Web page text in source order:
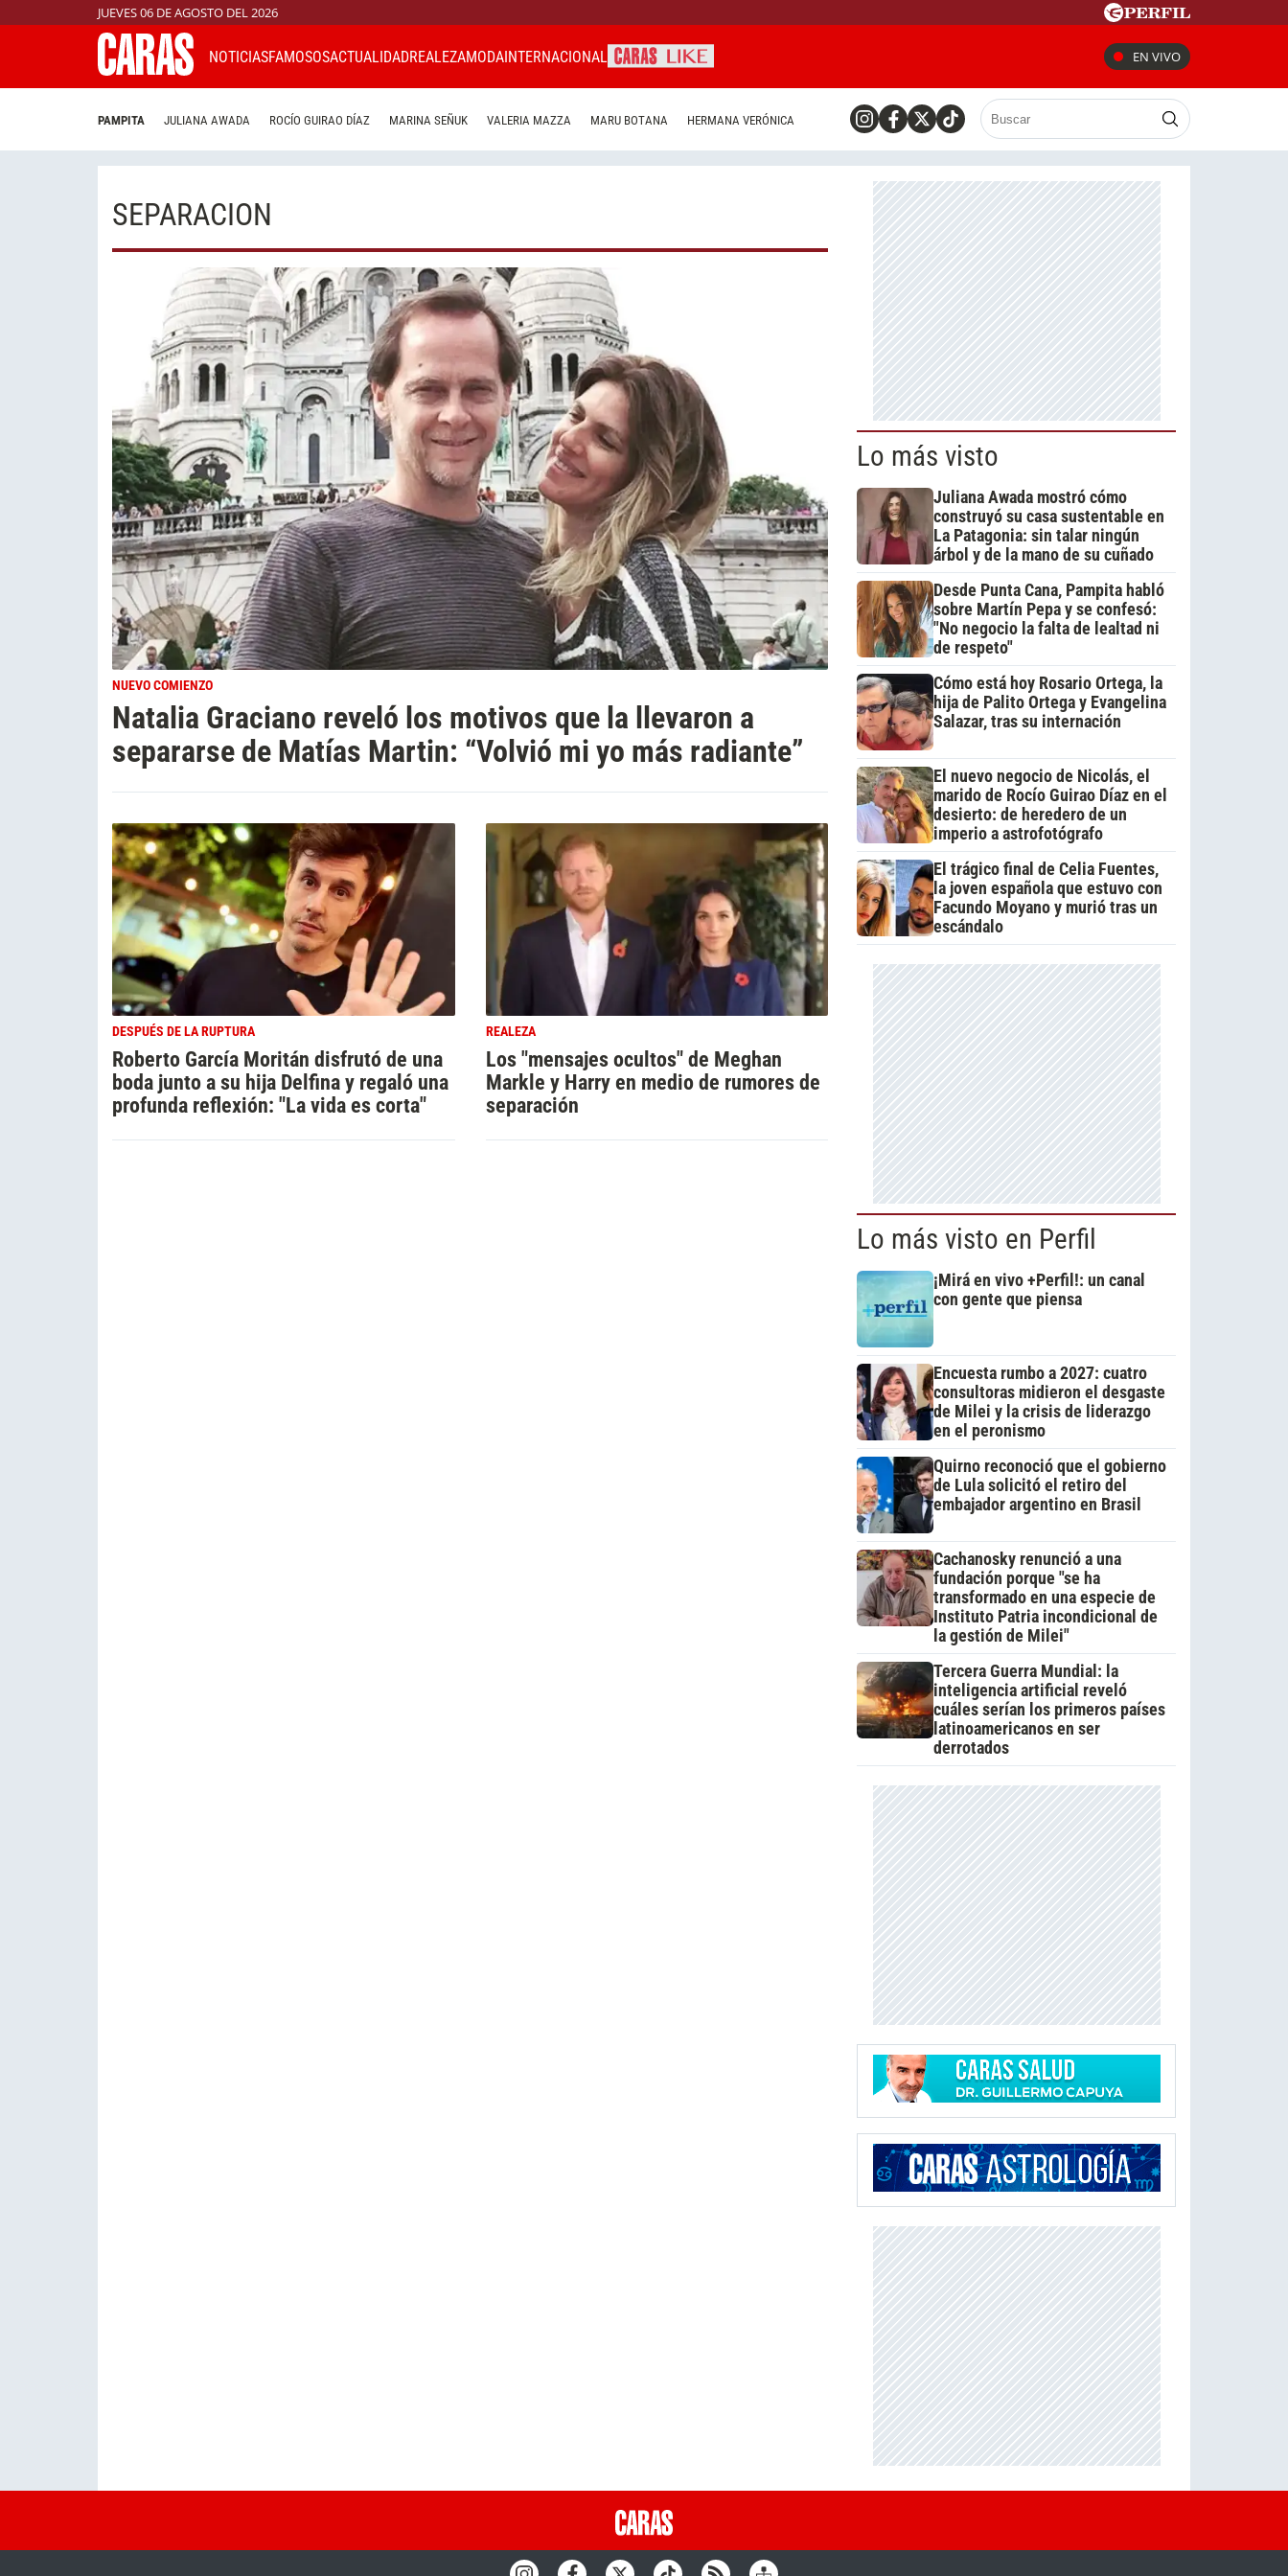
JUEVES 06 DE AGOSTO DEL 2026
NOTICIASFAMOSOSACTUALIDADREALEZAMODAINTERNACIONAL EN VIVO
PAMPITA JULIANA AWADA ROCÍO GUIRAO DÍAZ MARINA SEÑUK VALERIA MAZZA MARU BOTANA HERMANA VERÓNICA
SEPARACION
NUEVO COMIENZO
Natalia Graciano reveló los motivos que la llevaron a
separarse de Matías Martin: “Volvió mi yo más radiante”
DESPUÉS DE LA RUPTURA
Roberto García Moritán disfrutó de una
boda junto a su hija Delfina y regaló una
profunda reflexión: "La vida es corta"
REALEZA
Los "mensajes ocultos" de Meghan
Markle y Harry en medio de rumores de
separación
Lo más visto
Juliana Awada mostró cómo
construyó su casa sustentable en
La Patagonia: sin talar ningún
árbol y de la mano de su cuñado
Desde Punta Cana, Pampita habló
sobre Martín Pepa y se confesó:
"No negocio la falta de lealtad ni
de respeto"
Cómo está hoy Rosario Ortega, la
hija de Palito Ortega y Evangelina
Salazar, tras su internación
El nuevo negocio de Nicolás, el
marido de Rocío Guirao Díaz en el
desierto: de heredero de un
imperio a astrofotógrafo
El trágico final de Celia Fuentes,
la joven española que estuvo con
Facundo Moyano y murió tras un
escándalo
Lo más visto en Perfil
¡Mirá en vivo +Perfil!: un canal
con gente que piensa
Encuesta rumbo a 2027: cuatro
consultoras midieron el desgaste
de Milei y la crisis de liderazgo
en el peronismo
Quirno reconoció que el gobierno
de Lula solicitó el retiro del
embajador argentino en Brasil
Cachanosky renunció a una
fundación porque "se ha
transformado en una especie de
Instituto Patria incondicional de
la gestión de Milei"
Tercera Guerra Mundial: la
inteligencia artificial reveló
cuáles serían los primeros países
latinoamericanos en ser
derrotados